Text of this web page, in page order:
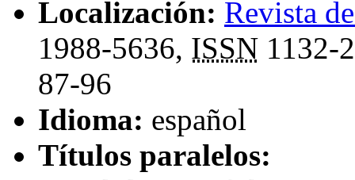
Localización: Revista
1988-5636, ISSN 1132-
87-96
Idioma: español
Títulos paralelos: